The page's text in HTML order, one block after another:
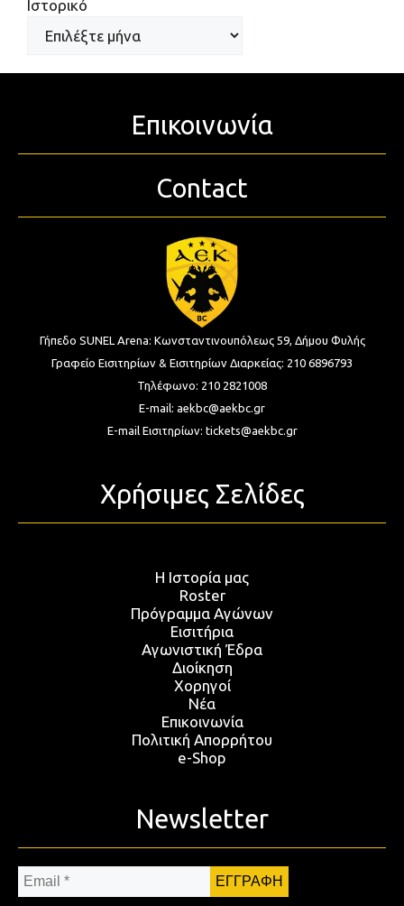
Ιστορικό
Επικοινωνία
Contact
Γήπεδο SUNEL Arena: Κωνσταντινουπόλεως 59, Δήμου Φυλής
Γραφείο Εισιτηρίων & Εισιτηρίων Διαρκείας: 210 6896793
Τηλέφωνο: 210 2821008
E-mail: aekbc@aekbc.gr
E-mail Εισιτηρίων: tickets@aekbc.gr
Χρήσιμες Σελίδες
Η Ιστορία μας
Roster
Πρόγραμμα Αγώνων
Εισιτήρια
Αγωνιστική Έδρα
Διοίκηση
Χορηγοί
Νέα
Επικοινωνία
Πολιτική Απορρήτου
e-Shop
Newsletter
Email
*